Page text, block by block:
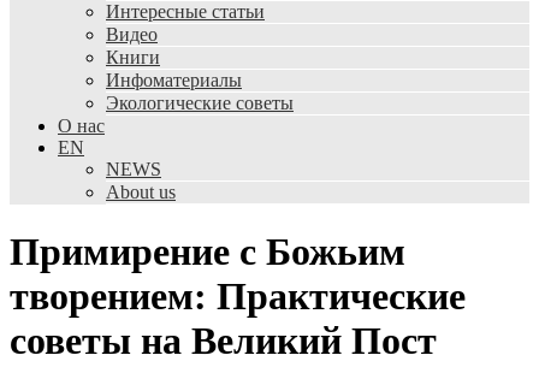
Интересные статьи
Видео
Книги
Инфоматериалы
Экологические советы
О нас
EN
NEWS
About us
Примирение с Божьим
творением: Практические
советы на Великий Пост